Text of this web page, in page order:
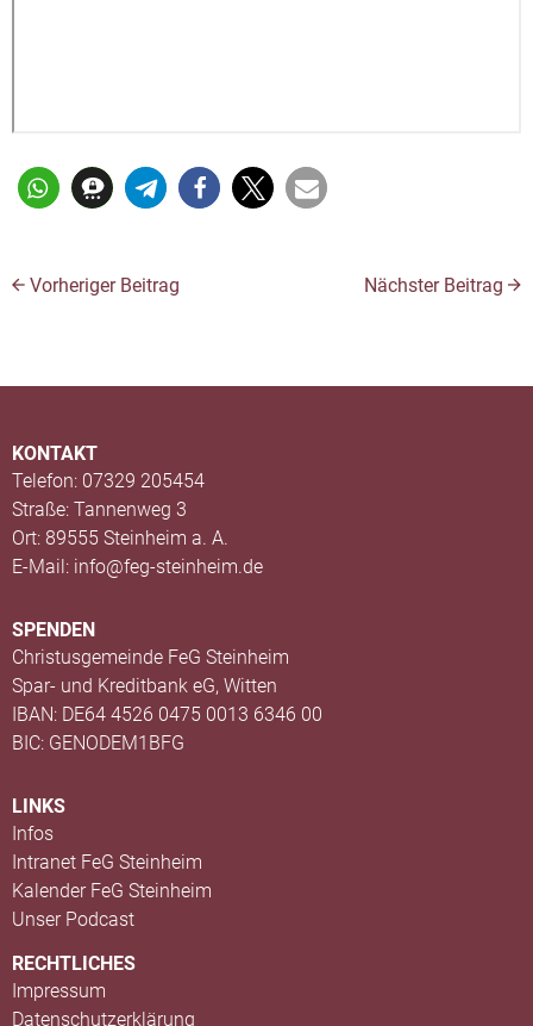
Vorheriger Beitrag Nächster Beitrag
KONTAKT
Telefon: 07329 205454
Straße: Tannenweg 3
Ort: 89555 Steinheim a. A.
E-Mail: info@feg-steinheim.de
SPENDEN
Christusgemeinde FeG Steinheim
Spar- und Kreditbank eG, Witten
IBAN: DE64 4526 0475 0013 6346 00
BIC: GENODEM1BFG
LINKS
Infos
Intranet FeG Steinheim
Kalender FeG Steinheim
Unser Podcast
RECHTLICHES
Impressum
Datenschutzerklärung